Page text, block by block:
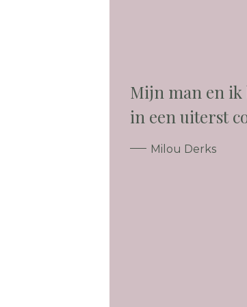
Mijn man en ik
in een uiterst
Milou Derks